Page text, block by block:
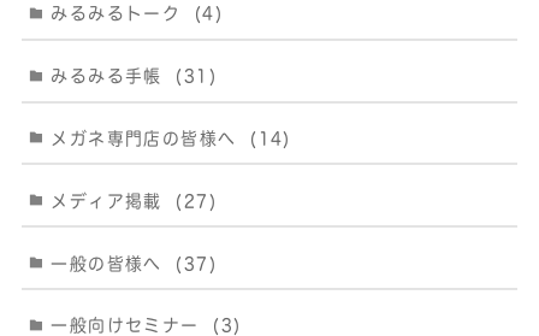
みるみるトーク (4)
みるみる手帳 (31)
メガネ専門店の皆様へ (14)
メディア掲載 (27)
一般の皆様へ (37)
一般向けセミナー (3)